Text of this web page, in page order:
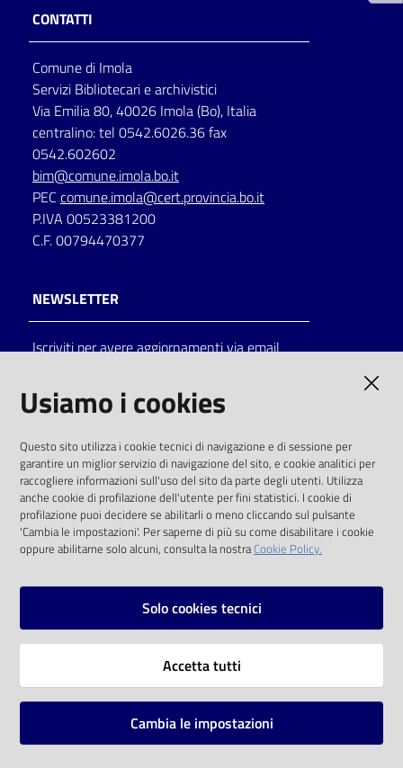
per
lettura
Seguici
su
Catalogo
on line
Eventi
Chiedi al
bibliotecario
CONTATTI
Comune di Imola
Servizi Bibliotecari e archivistici
Via Emilia 80, 40026 Imola (Bo), Italia
centralino: tel 0542.6026.36 fax
0542.602602
bim@comune.imola.bo.it
PEC comune.imola@cert.provincia.bo.it
P.IVA 00523381200
C.F. 00794470377
NEWSLETTER
Iscriviti per avere aggiornamenti via email
solo alle condizioni previste dalla direttiva
comunitaria 2003/98/CE e dal d.lgs. 36/2006
SOCIAL
Instagram
Vai alla pagina
Mappa del sito
Usiamo i cookies
Questo sito utilizza i cookie tecnici di navigazione e di sessione per
garantire un miglior servizio di navigazione del sito, e cookie analitici per
raccogliere informazioni sull'uso del sito da parte degli utenti. Utilizza
anche cookie di profilazione dell'utente per fini statistici. I cookie di
profilazione puoi decidere se abilitarli o meno cliccando sul pulsante
'Cambia le impostazioni'. Per saperne di più su come disabilitare i cookie
oppure abilitarne solo alcuni, consulta la nostraCookie Policy.
Solo cookies tecnici
Accetta tutti
Cambia le impostazioni